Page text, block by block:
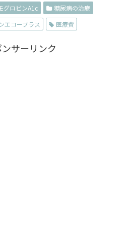
グロビンA1c
糖尿病の治療
エコープラス 医療費
サーリンク